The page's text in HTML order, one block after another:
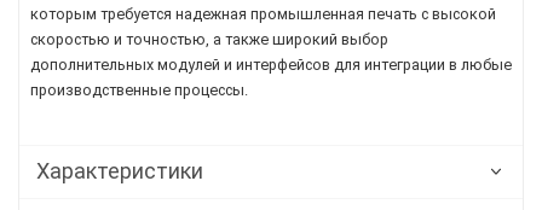
которым требуется надежная промышленная печать с высокой
скоростью и точностью, а также широкий выбор
дополнительных модулей и интерфейсов для интеграции в любые
производственные процессы.
Характеристики